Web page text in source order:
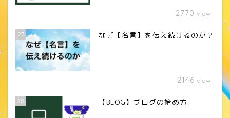
2770 view
27 なぜ【名言】を伝え続けるのか？
2146 view
28 【BLOG】ブログの始め方